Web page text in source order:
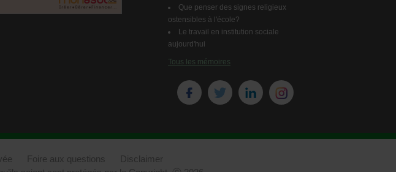
Que penser des signes religieux
ostensibles à l'école?
Le travail en institution sociale
aujourd'hui
Tous les mémoires
Foire aux questions
Disclaimer